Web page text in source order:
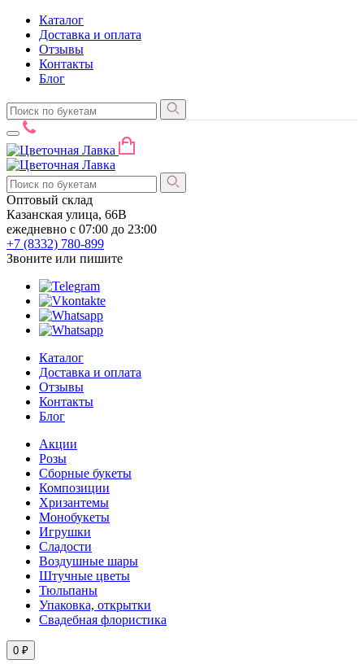
Каталог
Доставка и оплата
Отзывы
Контакты
Блог
Оптовый склад
Казанская улица, 66В
ежедневно с 07:00 до 23:00
+7 (8332) 780-899
Звоните или пишите
Каталог
Доставка и оплата
Отзывы
Контакты
Блог
Акции
Розы
Сборные букеты
Композиции
Хризантемы
Монобукеты
Игрушки
Сладости
Воздушные шары
Штучные цветы
Тюльпаны
Упаковка, открытки
Свадебная флористика
0 ₽